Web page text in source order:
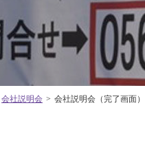
会社説明会 > 会社説明会（完了画面）